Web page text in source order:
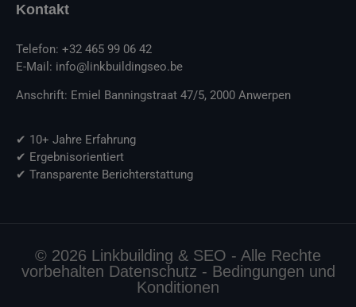
Kontakt
Telefon: +32 465 99 06 42
E-Mail: info@linkbuildingseo.be
Anschrift: Emiel Banningstraat 47/5, 2000 Anwerpen
✔ 10+ Jahre Erfahrung
✔ Ergebnisorientiert
✔ Transparente Berichterstattung
© 2026 Linkbuilding & SEO - Alle Rechte
vorbehalten Datenschutz - Bedingungen und
Konditionen